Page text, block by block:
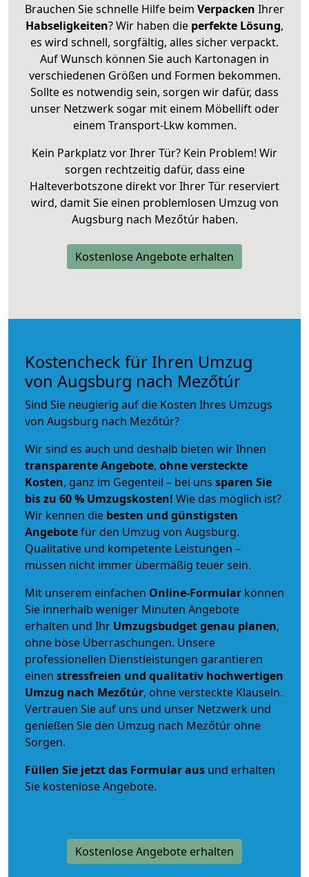
Brauchen Sie schnelle Hilfe beim Verpacken Ihrer
Habseligkeiten? Wir haben die perfekte Lösung,
es wird schnell, sorgfältig, alles sicher verpackt.
Auf Wunsch können Sie auch Kartonagen in
verschiedenen Größen und Formen bekommen.
Sollte es notwendig sein, sorgen wir dafür, dass
unser Netzwerk sogar mit einem Möbellift oder
einem Transport-Lkw kommen.
Kein Parkplatz vor Ihrer Tür? Kein Problem! Wir
sorgen rechtzeitig dafür, dass eine
Halteverbotszone direkt vor Ihrer Tür reserviert
wird, damit Sie einen problemlosen Umzug von
Augsburg nach Mezőtúr haben.
Kostenlose Angebote erhalten
Kostencheck für Ihren Umzug
von Augsburg nach Mezőtúr
Sind Sie neugierig auf die Kosten Ihres Umzugs
von Augsburg nach Mezőtúr?
Wir sind es auch und deshalb bieten wir Ihnen
transparente Angebote, ohne versteckte
Kosten, ganz im Gegenteil – bei uns sparen Sie
bis zu 60 % Umzugskosten! Wie das möglich ist?
Wir kennen die besten und günstigsten
Angebotefür den Umzug von Augsburg.
Qualitative und kompetente Leistungen –
müssen nicht immer übermäßig teuer sein.
Mit unserem einfachen Online-Formular können
Sie innerhalb weniger Minuten Angebote
erhalten und Ihr Umzugsbudgetgenau planen,
ohne böse Überraschungen. Unsere
professionellen Dienstleistungen garantieren
einen stressfreien und qualitativ hochwertigen
Umzug nach Mezőtúr, ohne versteckte Klauseln.
Vertrauen Sie auf uns und unser Netzwerk und
genießen Sie den Umzug nach Mezőtúr ohne
Sorgen.
Füllen Sie jetzt das Formular aus und erhalten
Sie kostenlose Angebote.
Kostenlose Angebote erhalten